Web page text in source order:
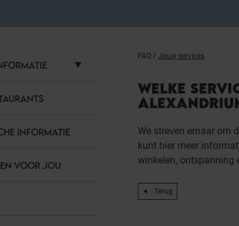
INFORMATIE
VOOR JOU
FAQ / Jouw services
WELKE
We streven ernaar om
kunt hier meer
winkelen, ontspanning
Terug